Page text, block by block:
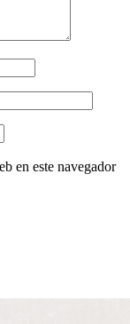
en este navegador